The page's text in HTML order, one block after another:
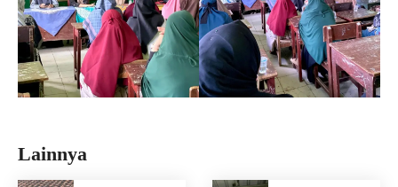
Lainnya